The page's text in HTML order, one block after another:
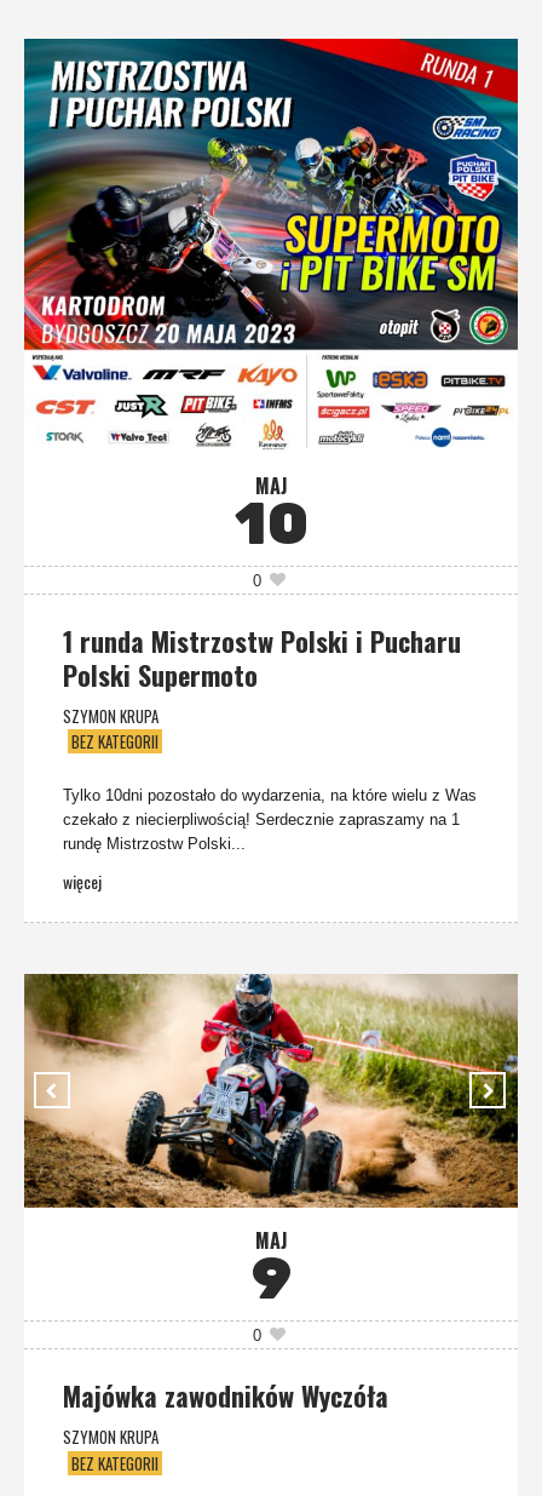
MAJ
10
0
1 runda Mistrzostw Polski i Pucharu
Polski Supermoto
SZYMON KRUPA
BEZ KATEGORII
Tylko 10dni pozostało do wydarzenia, na które wielu z Was
czekało z niecierpliwością! Serdecznie zapraszamy na 1
rundę Mistrzostw Polski...
więcej
MAJ
9
0
Majówka zawodników Wyczóła
SZYMON KRUPA
BEZ KATEGORII